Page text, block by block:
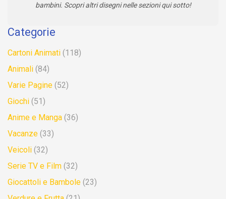
bambini. Scopri altri disegni nelle sezioni qui sotto!
Categorie
Cartoni Animati (118)
Animali (84)
Varie Pagine (52)
Giochi (51)
Anime e Manga (36)
Vacanze (33)
Veicoli (32)
Serie TV e Film (32)
Giocattoli e Bambole (23)